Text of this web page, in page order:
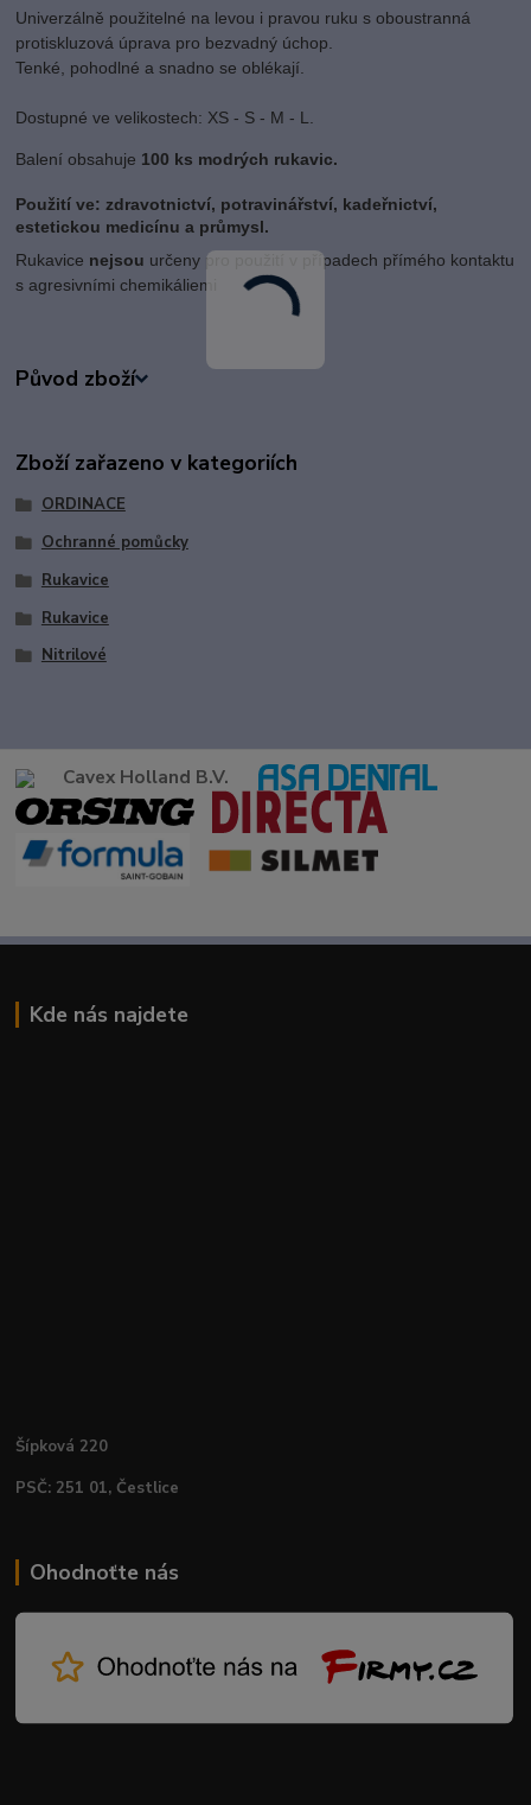
Univerzálně použitelné na levou i pravou ruku s oboustranná
protiskluzová úprava pro bezvadný úchop.
Tenké, pohodlné a snadno se oblékají.
Dostupné ve velikostech: XS - S - M - L.
Balení obsahuje 100 ks modrých rukavic.
Použití ve: zdravotnictví, potravinářství, kadeřnictví,
estetickou medicínu a průmysl.
Rukavice nejsou určeny pro použití v případech přímého kontaktu
s agresivními chemikáliemi
Původ zboží
Zboží zařazeno v kategoriích
ORDINACE
Ochranné pomůcky
Rukavice
Rukavice
Nitrilové
Cavex Holland B.V.
Kde nás najdete
Šípková 220
PSČ: 251 01, Čestlice
Ohodnoťte nás